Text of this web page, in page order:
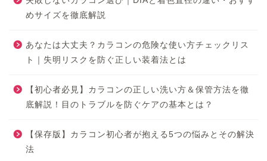
めサイズを徹底解説
あなたは大丈夫？カラコンの危険な使い方チェックリス
ト｜失明リスクを防ぐ正しい装着法とは
【初心者必見】カラコンの正しい洗い方＆保管方法を徹
底解説！目のトラブルを防ぐケアの基本とは？
【保存版】カラコン初心者が抱える5つの悩みとその解決
法